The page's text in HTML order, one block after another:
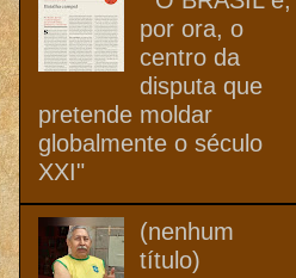
por ora, o
centro da
disputa que
pretende moldar
globalmente o século
XXI"
(nenhum
título)